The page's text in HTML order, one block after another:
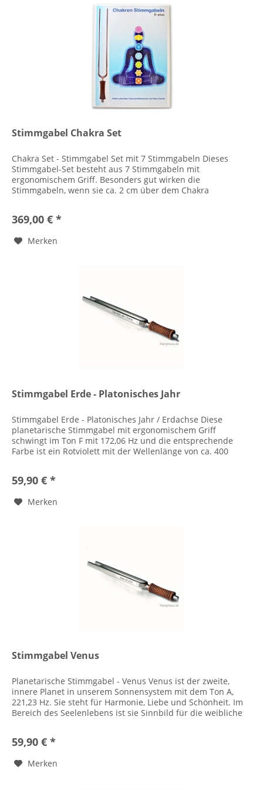
Stimmgabel Chakra Set
Chakra Set - Stimmgabel Set mit 7 Stimmgabeln Dieses
Stimmgabel-Set besteht aus 7 Stimmgabeln mit
ergonomischem Griff. Besonders gut wirken die
Stimmgabeln, wenn sie ca. 2 cm über dem Chakra
369,00 € *
Merken
Stimmgabel Erde - Platonisches Jahr
Stimmgabel Erde - Platonisches Jahr / Erdachse Diese
planetarische Stimmgabel mit ergonomischem Griff
schwingt im Ton F mit 172,06 Hz und die entsprechende
Farbe ist ein Rotviolett mit der Wellenlänge von ca. 400
59,90 € *
Merken
Stimmgabel Venus
Planetarische Stimmgabel - Venus Venus ist der zweite,
innere Planet in unserem Sonnensystem mit dem Ton A,
221,23 Hz. Sie steht für Harmonie, Liebe und Schönheit. Im
Bereich des Seelenlebens ist sie Sinnbild für die weibliche
59,90 € *
Merken